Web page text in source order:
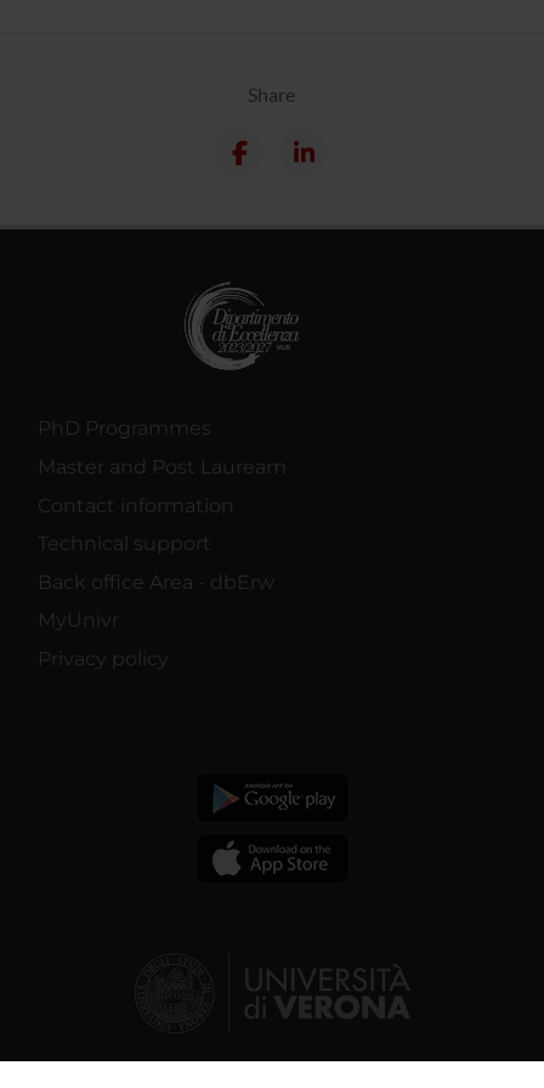
Share
PhD Programmes
Master and Post Lauream
Contact information
Technical support
Back office Area - dbErw
MyUnivr
Privacy policy